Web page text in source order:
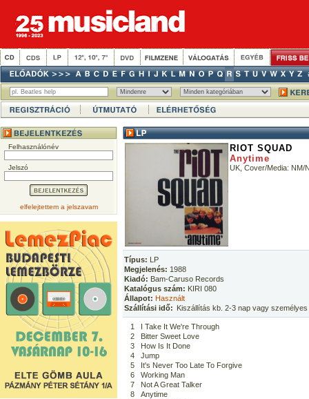
Felhasználónév
Jelszó
elfelejtettem a jelszavam
RIOT SQUAD
Anytime
UK, Cover/Media: NM/
Típus: LP
Megjelenés: 1988
Kiadó: Bam-Caruso Records
Katalógus szám: KIRI 080
Állapot: Használt
Szállítási idő: Kiszállítás kb. 2-3 nap vagy
1
I Take It We're Through
2
Bitter Sweet Love
3
How Is It Done
4
Jump
5
It's Never Too Late To Forgive
6
Working Man
7
Not A Great Talker
8
Anytime